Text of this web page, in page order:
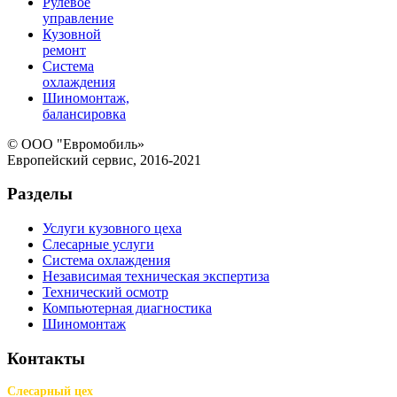
управление
Кузовной
ремонт
Система
охлаждения
Шиномонтаж,
балансировка
© ООО "Евромобиль»
Европейский сервис, 2016-2021
Разделы
Услуги кузовного цеха
Слесарные услуги
Система охлаждения
Независимая техническая экспертиза
Технический осмотр
Компьютерная диагностика
Шиномонтаж
Контакты
Слесарный цех